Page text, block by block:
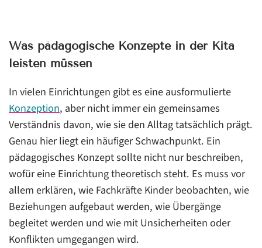
Was pädagogische Konzepte in der Kita
leisten müssen
In vielen Einrichtungen gibt es eine ausformulierte
Konzeption, aber nicht immer ein gemeinsames
Verständnis davon, wie sie den Alltag tatsächlich prägt.
Genau hier liegt ein häufiger Schwachpunkt. Ein
pädagogisches Konzept sollte nicht nur beschreiben,
wofür eine Einrichtung theoretisch steht. Es muss vor
allem erklären, wie Fachkräfte Kinder beobachten, wie
Beziehungen aufgebaut werden, wie Übergänge
begleitet werden und wie mit Unsicherheiten oder
Konflikten umgegangen wird.